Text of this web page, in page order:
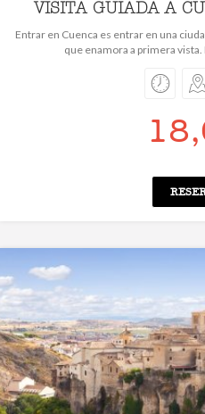
VISITA GUIADA A
Entrar en Cuenca es entrar en una
que enamora a primera